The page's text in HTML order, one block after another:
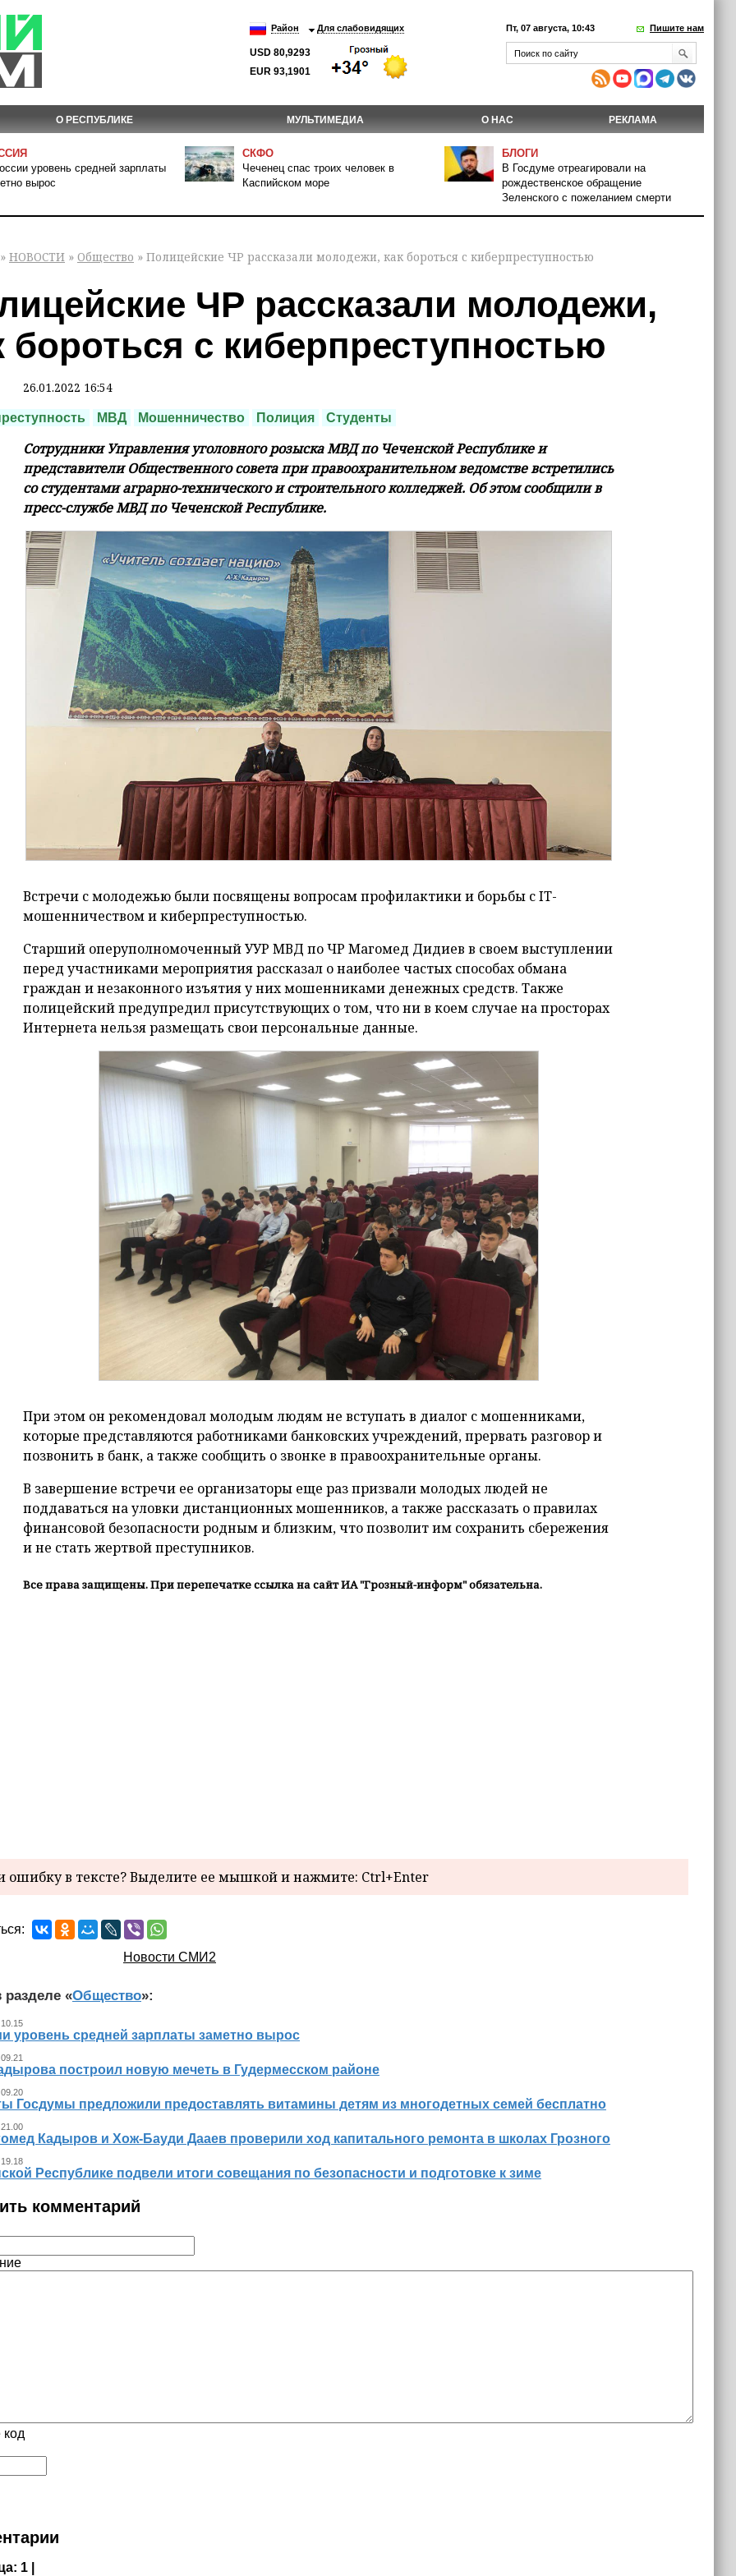
Район Для слабовидящих
USD 80,9293
EUR 93,1901
Пт, 07 августа, 10:43 Пишите нам
О РЕСПУБЛИКЕ МУЛЬТИМЕДИА О НАС РЕКЛАМА
уровень средней зарплаты
вырос
СКФО
Чеченец спас троих человек в
Каспийском море
БЛОГИ
В Госдуме отреагировали на
рождественское обращение
Зеленского с пожеланием смерти
» НОВОСТИ » Общество » Полицейские ЧР рассказали молодежи, как бороться с киберпреступностью
ЧР рассказали молодежи,
бороться с киберпреступностью
26.01.2022 16:54
МВД Мошенничество Полиция Студенты
Сотрудники Управления уголовного розыска МВД по Чеченской Республике и
представители Общественного совета при правоохранительном ведомстве встретились
со студентами аграрно-технического и строительного колледжей. Об этом сообщили в
пресс-службе МВД по Чеченской Республике.
Встречи с молодежью были посвящены вопросам профилактики и борьбы с IT-
мошенничеством и киберпреступностью.
Старший оперуполномоченный УУР МВД по ЧР Магомед Дидиев в своем выступлении
перед участниками мероприятия рассказал о наиболее частых способах обмана
граждан и незаконного изъятия у них мошенниками денежных средств. Также
полицейский предупредил присутствующих о том, что ни в коем случае на просторах
Интернета нельзя размещать свои персональные данные.
При этом он рекомендовал молодым людям не вступать в диалог с мошенниками,
которые представляются работниками банковских учреждений, прервать разговор и
позвонить в банк, а также сообщить о звонке в правоохранительные органы.
В завершение встречи ее организаторы еще раз призвали молодых людей не
поддаваться на уловки дистанционных мошенников, а также рассказать о правилах
финансовой безопасности родным и близким, что позволит им сохранить сбережения
и не стать жертвой преступников.
Все права защищены. При перепечатке ссылка на сайт ИА "Грозный-информ" обязательна.
в тексте? Выделите ее мышкой и нажмите: Ctrl+Enter
Новости СМИ2
разделе «Общество»:
уровень средней зарплаты заметно вырос
построил новую мечеть в Гудермесском районе
Госдумы предложили предоставлять витамины детям из многодетных семей бесплатно
Кадыров и Хож-Бауди Дааев проверили ход капитального ремонта в школах Грозного
Республике подвели итоги совещания по безопасности и подготовке к зиме
комментарий
код
1 |